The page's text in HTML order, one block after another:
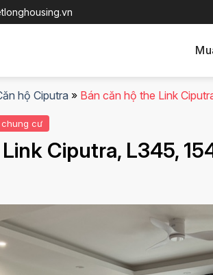
hộ Ciputra » Bán căn hộ the Link
chung cư
Ciputra, L345,